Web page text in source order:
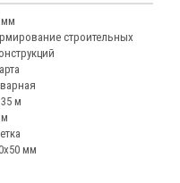
мм
строительных
м
мм